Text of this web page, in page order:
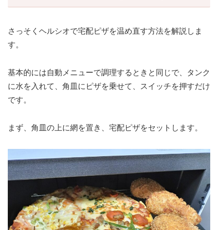
さっそくヘルシオで宅配ピザを温め直す方法を解説しま
す。
基本的には自動メニューで調理するときと同じで、タンク
に水を入れて、角皿にピザを乗せて、スイッチを押すだけ
です。
まず、角皿の上に網を置き、宅配ピザをセットします。